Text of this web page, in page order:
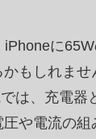
に
もしれませ
は、充電器
や電流の組